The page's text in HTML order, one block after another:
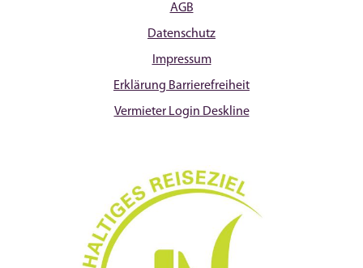
AGB
Datenschutz
Impressum
Erklärung Barrierefreiheit
Vermieter Login Deskline